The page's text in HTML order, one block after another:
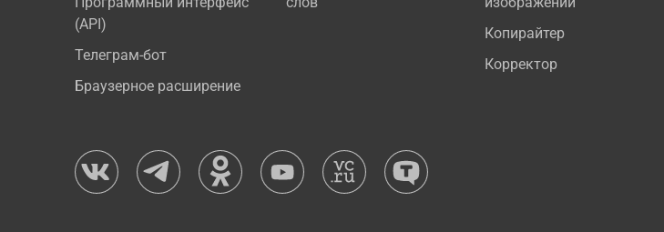
(API)
Телеграм-бот
Браузерное расширение
Копирайтер
Корректор